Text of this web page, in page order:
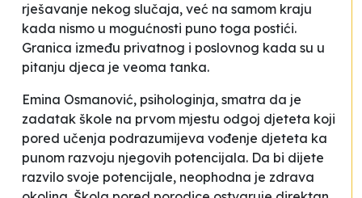
rješavanje nekog slučaja, već na samom kraju
kada nismo u mogućnosti puno toga postići.
Granica između privatnog i poslovnog kada su u
pitanju djeca je veoma tanka.
Emina Osmanović, psihologinja, smatra da je
zadatak škole na prvom mjestu odgoj djeteta koji
pored učenja podrazumijeva vođenje djeteta ka
punom razvoju njegovih potencijala. Da bi dijete
razvilo svoje potencijale, neophodna je zdrava